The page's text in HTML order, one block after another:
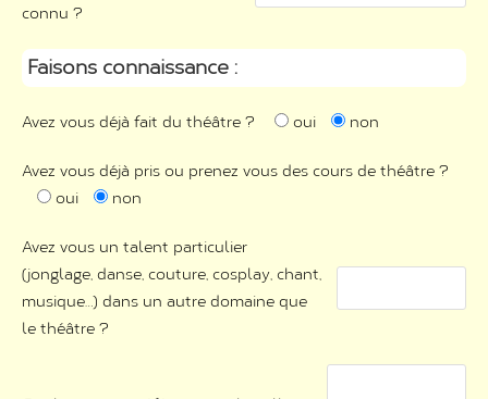
connu ?
Faisons connaissance :
Avez vous déjà fait du théâtre ? oui non
Avez vous déjà pris ou prenez vous des cours de théâtre ?
oui
non
Avez vous un talent particulier
(jonglage, danse, couture, cosplay, chant,
musique…) dans un autre domaine que
le théâtre ?